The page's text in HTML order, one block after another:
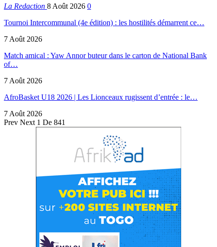
La Redaction 8 Août 2026 0
Tournoi Intercommunal (4e édition) : les hostilités démarrent ce…
7 Août 2026
Match amical : Yaw Annor buteur dans le carton de National Bank
of…
7 Août 2026
AfroBasket U18 2026 | Les Lionceaux rugissent d’entrée : le…
7 Août 2026
Prev Next 1 De 841